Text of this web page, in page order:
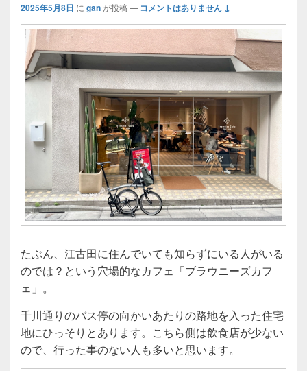
2025年5月8日 に ganが投稿 — コメントはありません ↓
たぶん、江古田に住んでいても知らずにいる人がいる
のでは？という穴場的なカフェ「ブラウニーズカフ
ェ」。
千川通りのバス停の向かいあたりの路地を入った住宅
地にひっそりとあります。こちら側は飲食店が少ない
ので、行った事のない人も多いと思います。